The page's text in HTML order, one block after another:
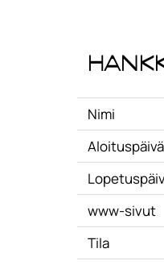
Nimi
Aloituspäivä
www-sivut
Tila